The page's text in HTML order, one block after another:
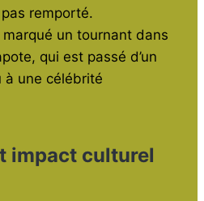
pas remporté.
un tournant dans
qui est passé d’un
à une célébrité
impact culturel